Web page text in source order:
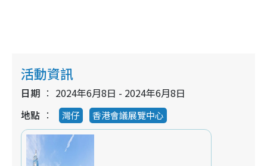
活動資訊
日期
2024年6月8日 - 2024年6月8日
地點
灣仔 香港會議展覽中心